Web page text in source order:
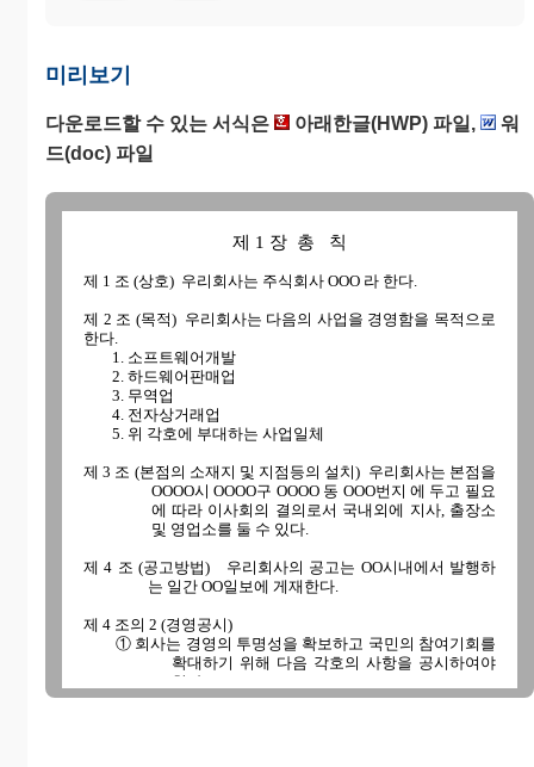
미리보기
다운로드할 수 있는 서식은 아래한글(HWP) 파일,
워
드(doc) 파일
제 1 장 총 칙
제 1 조 (상호) 우리회사는 주식회사 OOO 라 한다.
제 2 조 (목적) 우리회사는 다음의 사업을 경영함을 목적으로
한다.
1. 소프트웨어개발
2. 하드웨어판매업
3. 무역업
4. 전자상거래업
5. 위 각호에 부대하는 사업일체
제 3 조 (본점의 소재지 및 지점등의 설치) 우리회사는 본점을
OOOO시 OOOO구 OOOO 동 OOO번지 에 두고 필요
에 따라 이사회의 결의로서 국내외에 지사, 출장소
및 영업소를 둘 수 있다.
제 4 조 (공고방법) 우리회사의 공고는 OO시내에서 발행하
는 일간 OO일보에 게재한다.
제 4 조의 2 (경영공시)
① 회사는 경영의 투명성을 확보하고 국민의 참여기회를
확대하기 위해 다음 각호의 사항을 공시하여야
한다.
1. 결산서 및 재무제표